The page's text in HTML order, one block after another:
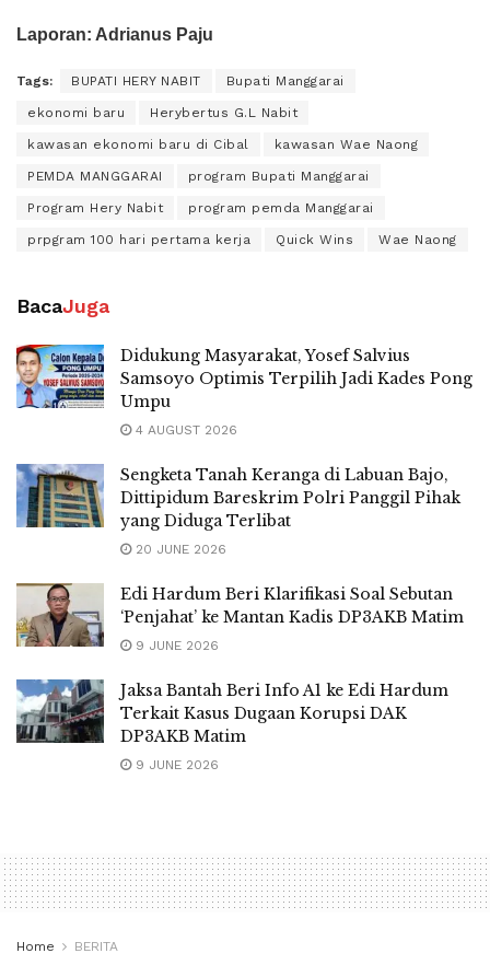
Laporan: Adrianus Paju
Tags: BUPATI HERY NABIT Bupati Manggarai
ekonomi baru Herybertus G.L Nabit
kawasan ekonomi baru di Cibal kawasan Wae Naong
PEMDA MANGGARAI program Bupati Manggarai
Program Hery Nabit program pemda Manggarai
prpgram 100 hari pertama kerja Quick Wins Wae Naong
BacaJuga
Didukung Masyarakat, Yosef Salvius
Samsoyo Optimis Terpilih Jadi Kades Pong
Umpu
4 AUGUST 2026
Sengketa Tanah Keranga di Labuan Bajo,
Dittipidum Bareskrim Polri Panggil Pihak
yang Diduga Terlibat
20 JUNE 2026
Edi Hardum Beri Klarifikasi Soal Sebutan
‘Penjahat’ ke Mantan Kadis DP3AKB Matim
9 JUNE 2026
Jaksa Bantah Beri Info A1 ke Edi Hardum
Terkait Kasus Dugaan Korupsi DAK
DP3AKB Matim
9 JUNE 2026
Home BERITA